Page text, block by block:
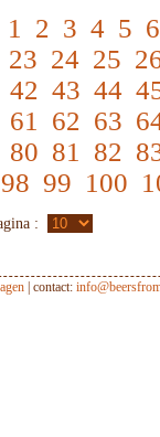
1 2 3 4 5 6
23 24 25
42 43 44
61 62 63
80 81 82
98 99 100
:
| contact: